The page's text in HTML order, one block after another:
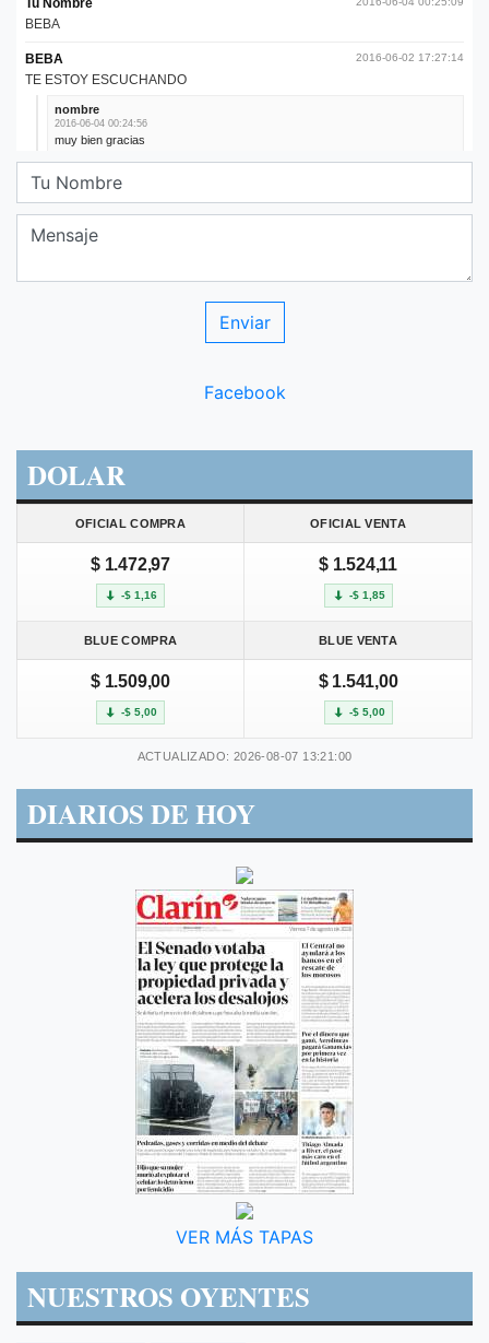
Facebook
DOLAR
OFICIAL COMPRA OFICIAL VENTA
$ 1.472,97
-$ 1,16
$ 1.524,11
-$ 1,85
BLUE COMPRA BLUE VENTA
$ 1.509,00
-$ 5,00
$ 1.541,00
-$ 5,00
ACTUALIZADO: 2026-08-07 13:21:00
DIARIOS DE HOY
VER MÁS TAPAS
NUESTROS OYENTES